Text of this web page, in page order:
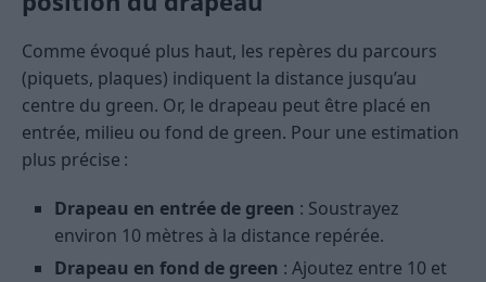
Comme évoqué plus haut, les repères du parcours
(piquets, plaques) indiquent la distance jusqu’au
centre du green. Or, le drapeau peut être placé en
entrée, milieu ou fond de green. Pour une estimation
plus précise :
Drapeau en entrée de green : Soustrayez
environ 10 mètres à la distance repérée.
Drapeau en fond de green : Ajoutez entre 10 et